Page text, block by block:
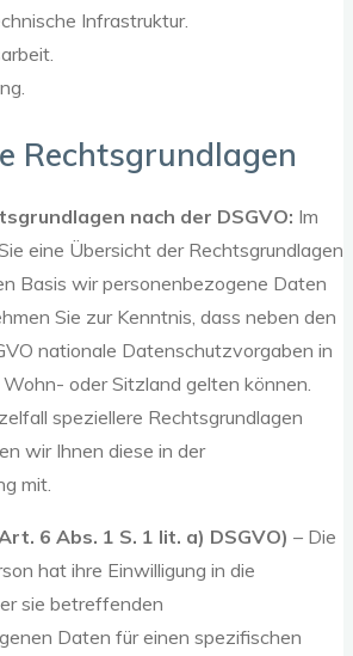
Infrastruktur.
Rechtsgrundlagen
nach der DSGVO: Im
eine Übersicht der Rechtsgrundlagen
Basis wir personenbezogene Daten
Sie zur Kenntnis, dass neben den
nationale Datenschutzvorgaben in
oder Sitzland gelten können.
speziellere Rechtsgrundlagen
wir Ihnen diese in der
mit.
6 Abs. 1 S. 1 lit. a) DSGVO) – Die
hat ihre Einwilligung in die
sie betreffenden
Daten für einen spezifischen